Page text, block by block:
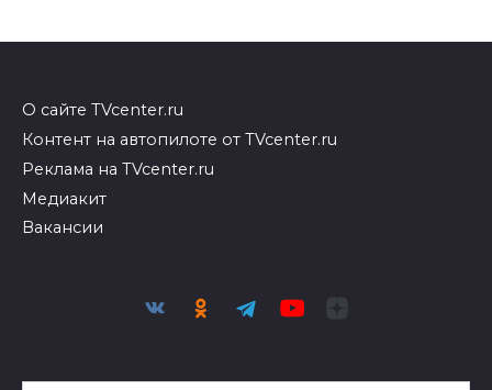
О сайте TVcenter.ru
Контент на автопилоте от TVcenter.ru
Реклама на TVcenter.ru
Медиакит
Вакансии